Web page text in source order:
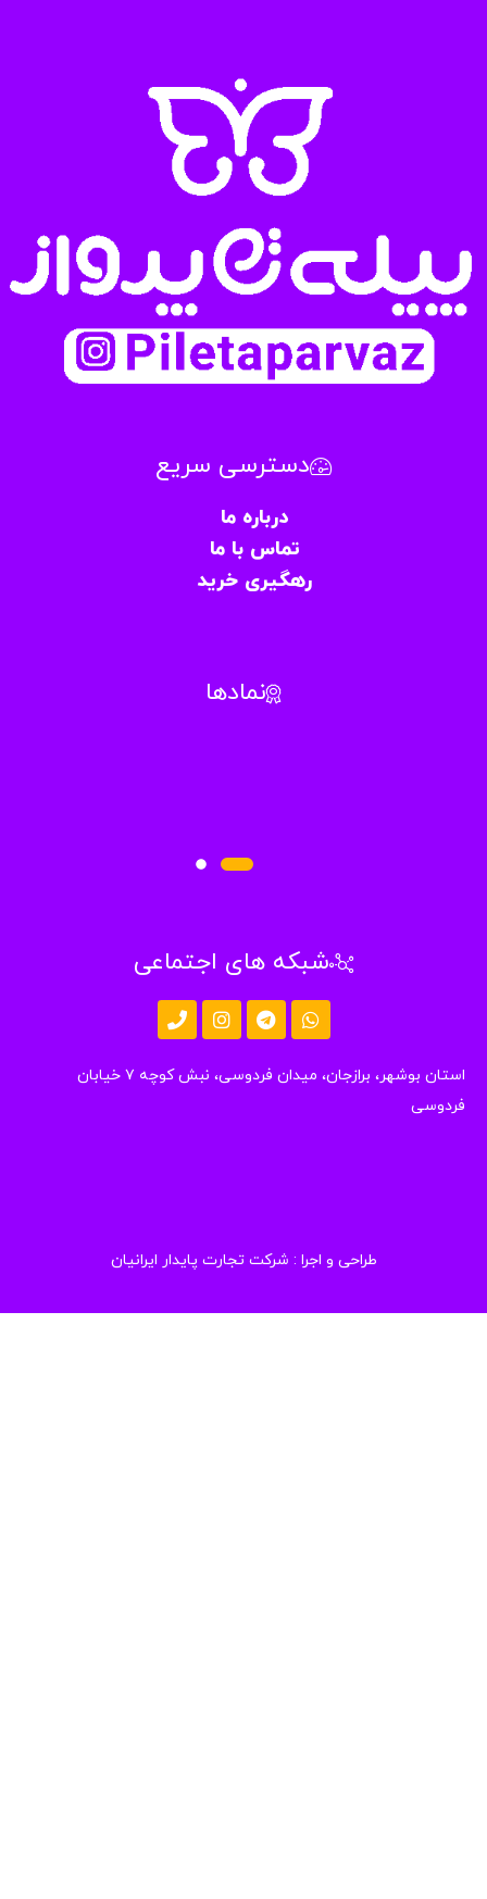
دسترسی سریع
درباره ما
تماس با ما
رهگیری خرید
نمادها
شبکه های اجتماعی
استان بوشهر، برازجان، میدان فردوسی، نبش کوچه ۷ خیابان
طراحی و اجرا :شرکت تجارت پایدار ایرانیان